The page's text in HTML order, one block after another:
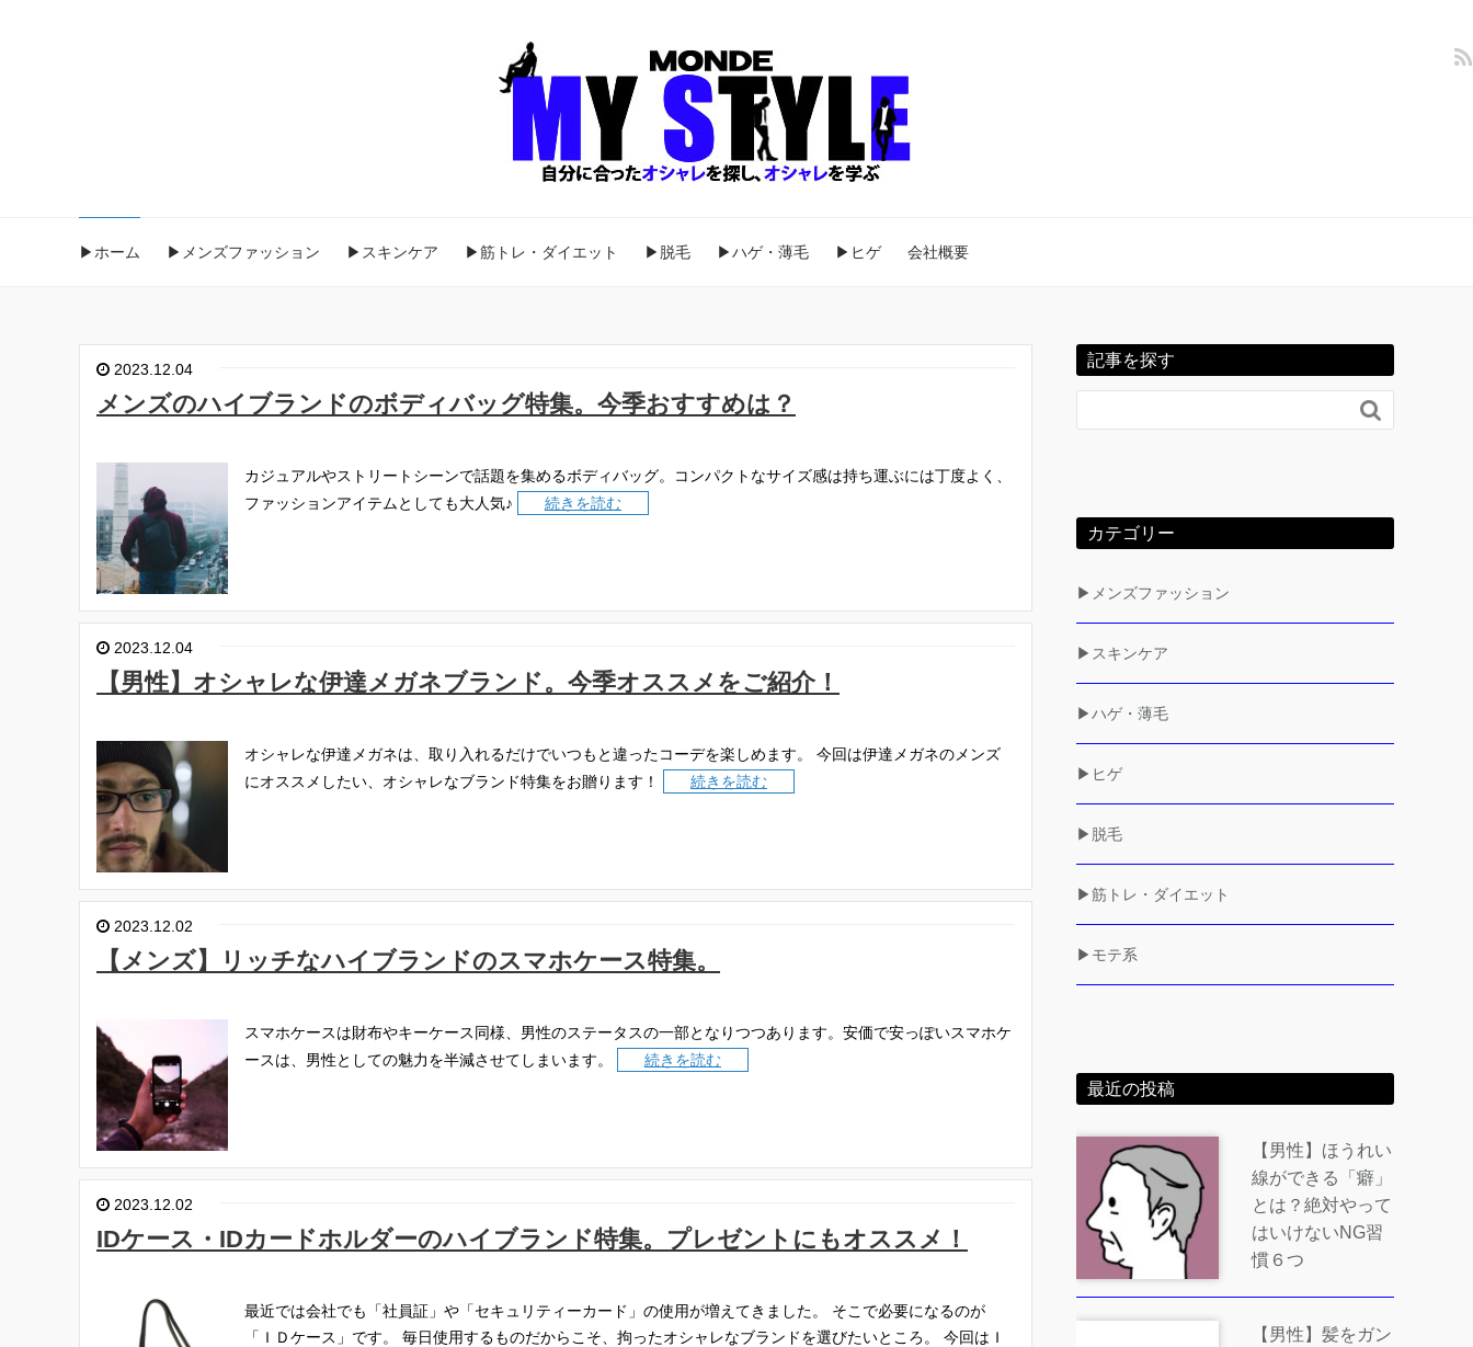
▶ホーム ▶メンズファッション ▶スキンケア ▶筋トレ・ダイエット ▶脱毛 ▶ハゲ・薄毛 ▶ヒゲ 会社概要
2023.12.04
メンズのハイブランドのボディバッグ特集。今季おすすめは？
カジュアルやストリートシーンで話題を集めるボディバッグ。コンパクトなサイズ感は持ち運ぶには丁度よく、
ファッションアイテムとしても大人気♪
続きを読む
2023.12.04
【男性】オシャレな伊達メガネブランド。今季オススメをご紹介！
オシャレな伊達メガネは、取り入れるだけでいつもと違ったコーデを楽しめます。
今回は伊達メガネのメンズ
にオススメしたい、オシャレなブランド特集をお贈ります！
続きを読む
2023.12.02
【メンズ】リッチなハイブランドのスマホケース特集。
スマホケースは財布やキーケース同様、男性のステータスの一部となりつつあります。安価で安っぽいスマホケ
ースは、男性としての魅力を半減させてしまいます。
続きを読む
2023.12.02
IDケース・IDカードホルダーのハイブランド特集。プレゼントにもオススメ！
最近では会社でも「社員証」や「セキュリティーカード」の使用が増えてきました。
そこで必要になるのが
「ＩＤケース」です。
毎日使用するものだからこそ、拘ったオシャレなブランドを選びたいところ。
今回はＩ
記事を探す

カテゴリー
▶メンズファッション
▶スキンケア
▶ハゲ・薄毛
▶ヒゲ
▶脱毛
▶筋トレ・ダイエット
▶モテ系
最近の投稿
【男性】ほうれい
線ができる「癖」
とは？絶対やって
はいけないNG習
慣６つ
【男性】髪をガン